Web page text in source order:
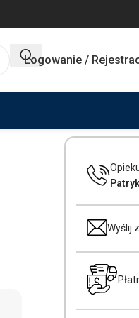
Logowanie /
Wyślij